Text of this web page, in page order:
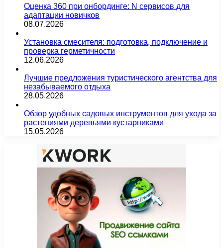
Оценка 360 при онбординге: N сервисов для
адаптации новичков
08.07.2026
Установка смесителя: подготовка, подключение и
проверка герметичности
12.06.2026
Лучшие предложения туристического агентства для
незабываемого отдыха
28.05.2026
Обзор удобных садовых инструментов для ухода за
растениями деревьями кустарниками
15.05.2026